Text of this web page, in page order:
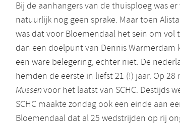
Bij de aanhangers van de thuisploeg was
natuurlijk nog geen sprake. Maar toen
was dat voor Bloemendaal het sein om vol
dan een doelpunt van Dennis Warmerdam
een ware belegering, echter niet. De
hemden de eerste in liefst 21 (!) jaar. Op
Mussenvoor het laatst van SCHC. Destijds
SCHC maakte zondag ook een einde aan
Bloemendaal dat al 25 wedstrijden op rij